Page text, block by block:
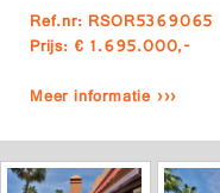
Ref.nr: RSOR5369065
Prijs: € 1.695.000,-
Meer informatie ›››